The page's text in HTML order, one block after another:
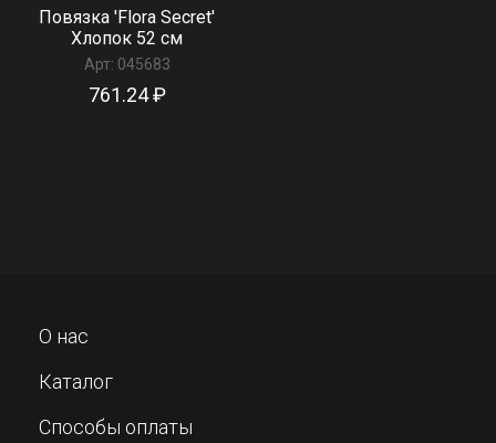
Повязка 'Flora Secret'
Хлопок 52 см
Арт: 045683
761.24 ₽
О нас
Каталог
Способы оплаты